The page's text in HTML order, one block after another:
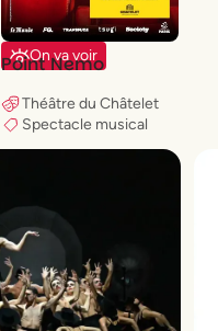
On va voir
Point Nemo
Théâtre du Châtelet
Spectacle musical